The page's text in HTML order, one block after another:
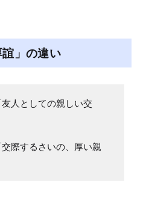
誼」の違い
人としての親しい交
際するさいの、厚い親